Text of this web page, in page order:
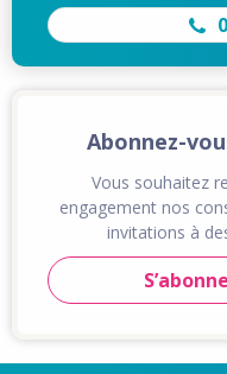
Abonnez-
Vous souhaitez
engagement nos
invitations à